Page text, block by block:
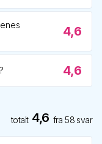
4,6
4,6
totalt 4,6 fra58 svar